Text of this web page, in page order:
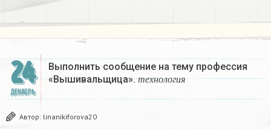
24
ДЕКАБРЬ
Выполнить сообщение на тему профессия
«Вышивальщица».т е хн ол о гия
техн ол о гия
Автор: linanikiforova20